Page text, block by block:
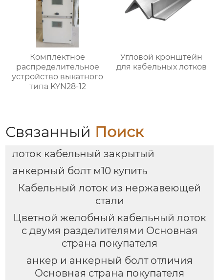
Комплектное
распределительное
устройство выкатного
типа KYN28-12
Угловой кронштейн
для кабельных лотков
Связанный Поиск
лоток кабельный закрытый
анкерный болт м10 купить
Кабельный лоток из нержавеющей
стали
Цветной желобный кабельный лоток
с двумя разделителями Основная
страна покупателя
анкер и анкерный болт отличия
Основная страна покупателя